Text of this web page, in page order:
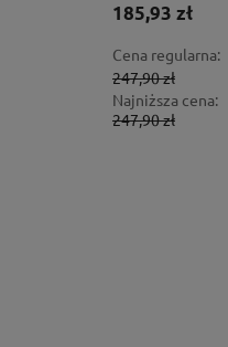
185,93 zł
Cena regularna:
247,90 zł
Najniższa cena:
247,90 zł